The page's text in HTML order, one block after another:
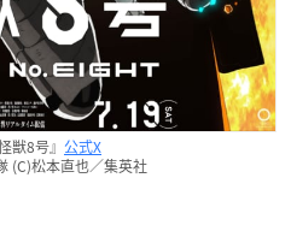
獣8号』 公式X
(C)松本直也／集英社